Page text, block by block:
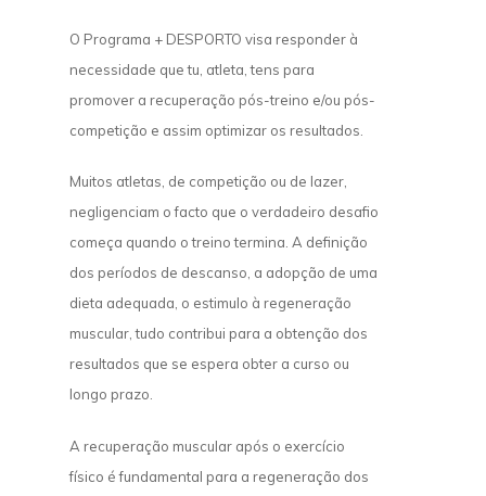
O Programa + DESPORTO visa responder à
necessidade que tu, atleta, tens para
promover a recuperação pós-treino e/ou pós-
competição e assim optimizar os resultados.
Muitos atletas, de competição ou de lazer,
negligenciam o facto que o verdadeiro desafio
começa quando o treino termina. A definição
dos períodos de descanso, a adopção de uma
dieta adequada, o estimulo à regeneração
muscular, tudo contribui para a obtenção dos
resultados que se espera obter a curso ou
longo prazo.
A recuperação muscular após o exercício
físico é fundamental para a regeneração dos